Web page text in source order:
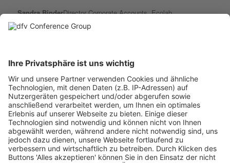
Sandra BinderDirector Corporate Accounts, Ecolab
Bewohner. Das war richtig Zukunftslust und ein toller Teilnehmer-
und Referentenkreis.“
Kai HankelnGeschäftsführer, Hankeln Advisory